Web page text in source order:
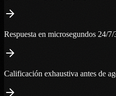
Respuesta en microsegundos 24/7/
Calificación exhaustiva antes de